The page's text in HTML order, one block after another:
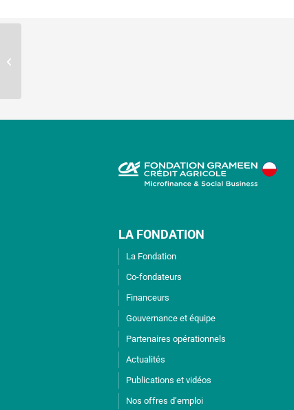
LA FONDATION
La Fondation
Co-fondateurs
Financeurs
Gouvernance et équipe
Partenaires opérationnels
Actualités
Publications et vidéos
Nos offres d’emploi